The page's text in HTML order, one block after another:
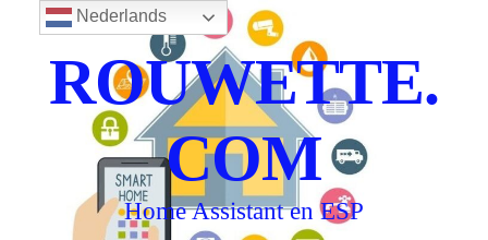
ROUWETTE.
COM
Home Assistant en ESP
Nederlands